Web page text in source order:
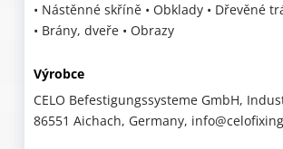
• Nástěnné skříně • Obklady • Dřevěné
• Brány, dveře • Obrazy
Výrobce
CELO Befestigungssysteme GmbH,
86551 Aichach, Germany,